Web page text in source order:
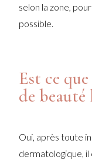
selon la zone,
possible.
Est ce
de beauté
Oui, après toute
dermatologique,